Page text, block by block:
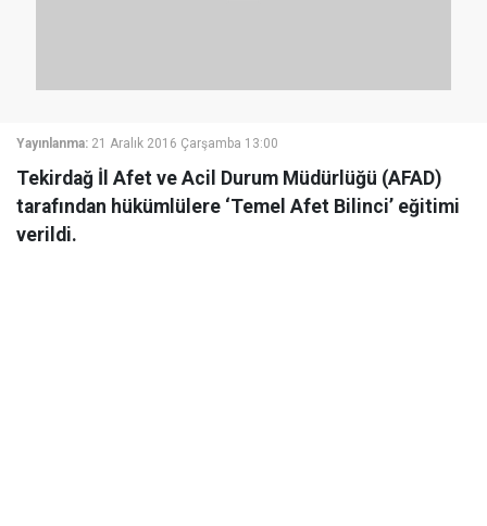
Yayınlanma: 21 Aralık 2016 Çarşamba 13:00
Tekirdağ İl Afet ve Acil Durum Müdürlüğü (AFAD)
tarafından hükümlülere ‘Temel Afet Bilinci’ eğitimi
verildi.